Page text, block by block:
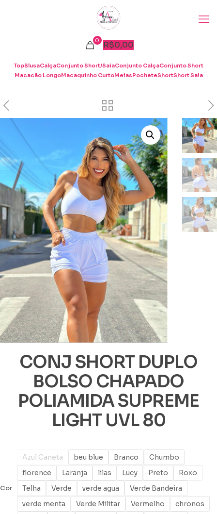
0 R$0,00
TopBlusaCalçaConjunto Short/SaiaConjunto CalçaConjunto Short
Macacão LongoMacaquinho CurtoMeiasPocheteShortShort Saia
CONJ SHORT DUPLO
BOLSO CHAPADO
POLIAMIDA SUPREME
LIGHT UVL 80
Cor
Azul Caneta beu blue Branco
Chumbo
florence
Laranja lilas Lucy Preto
Roxo
Telha
Verde verde agua
Verde Bandeira
verde menta
Verde Militar Vermelho
chronos